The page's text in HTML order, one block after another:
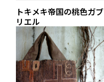
トキメキ帝国の桃色ガブ
リエル